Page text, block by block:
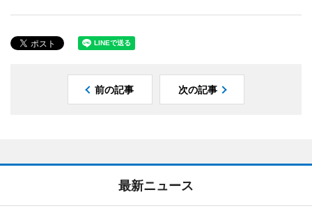
前の記事 次の記事
最新ニュース